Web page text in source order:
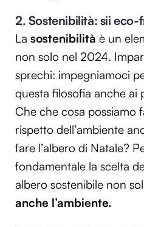
2. Sostenibilità: sii eco-
La sostenibilità è un
non solo nel 2024.
sprechi: impegniamoci
questa filosofia anche ai
Che che cosa possiamo
rispetto dell’ambiente
fare l’albero di Natale?
fondamentale la scelta
albero sostenibile non
anche l’ambiente.